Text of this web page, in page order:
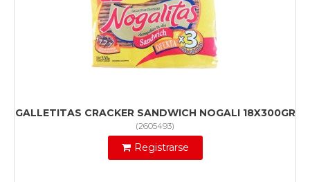
GALLETITAS CRACKER SANDWICH NOGALI 18X300GR
(2605493)
Registrarse